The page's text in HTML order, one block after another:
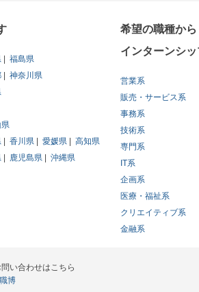
福島県
神奈川県
香川県 愛媛県
高知県
鹿児島県
沖縄県
希望の職種から
インターンシ
営業系
販売・サービス系
事務系
技術系
専門系
IT系
企画系
医療・福祉系
クリエイティブ系
金融系
い合わせはこちら
博